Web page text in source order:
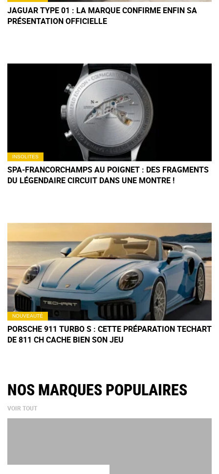
JAGUAR TYPE 01 : LA MARQUE CONFIRME ENFIN SA
PRÉSENTATION OFFICIELLE
INSOLITES
SPA-FRANCORCHAMPS AU POIGNET : DES FRAGMENTS
DU LÉGENDAIRE CIRCUIT DANS UNE MONTRE !
NOUVEAUTÉ
PORSCHE 911 TURBO S : CETTE PRÉPARATION TECHART
DE 811 CH CACHE BIEN SON JEU
NOS MARQUES POPULAIRES
VOIR TOUT